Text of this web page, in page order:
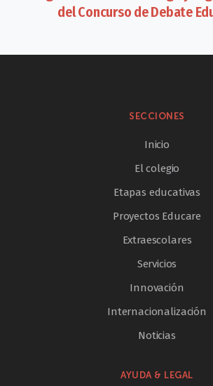
del Concurso de Debate
SECCIONES
Inicio
El colegio
Etapas educativas
Proyectos Educare
Extraescolares
Servicios
Innovación
Internacionalización
Noticias
AYUDA & LEGAL